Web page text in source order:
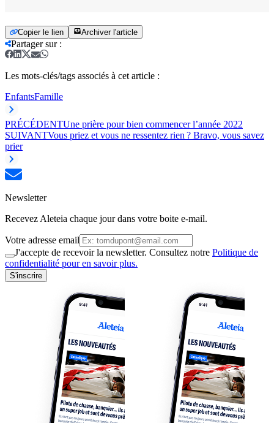
Copier le lien Archiver l'article
Partager sur:
Les mots-clés/tags associés à cet article :
EnfantsFamille
PRÉCÉDENTUne prière pour bien commencer l’année 2022
SUIVANTVous priez et vous ne ressentez rien ? Bravo, vous savez
prier
Newsletter
Recevez Aleteia chaque jour dans votre boite e-mail.
Votre adresse email
J'accepte de recevoir la newsletter. Consultez notre Politique de
confidentialité pour en savoir plus.
S'inscrire